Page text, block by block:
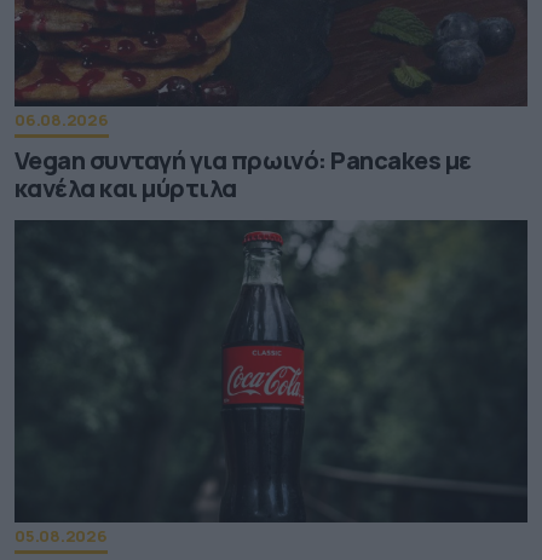
06.08.2026
Vegan συνταγή για πρωινό: Pancakes με
κανέλα και μύρτιλα
05.08.2026